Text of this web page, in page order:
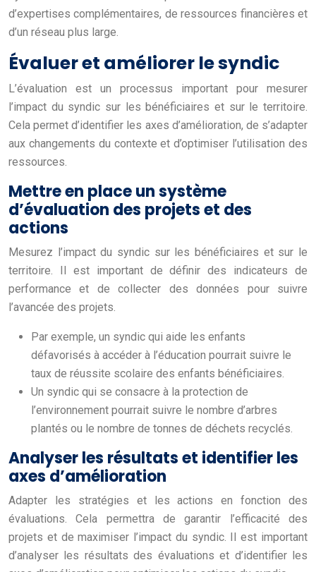
d’expertises complémentaires, de ressources financières et
d’un réseau plus large.
Évaluer et améliorer le syndic
L’évaluation est un processus important pour mesurer
l’impact du syndic sur les bénéficiaires et sur le territoire.
Cela permet d’identifier les axes d’amélioration, de s’adapter
aux changements du contexte et d’optimiser l’utilisation des
ressources.
Mettre en place un système
d’évaluation des projets et des
actions
Mesurez l’impact du syndic sur les bénéficiaires et sur le
territoire. Il est important de définir des indicateurs de
performance et de collecter des données pour suivre
l’avancée des projets.
Par exemple, un syndic qui aide les enfants
défavorisés à accéder à l’éducation pourrait suivre le
taux de réussite scolaire des enfants bénéficiaires.
Un syndic qui se consacre à la protection de
l’environnement pourrait suivre le nombre d’arbres
plantés ou le nombre de tonnes de déchets recyclés.
Analyser les résultats et identifier les
axes d’amélioration
Adapter les stratégies et les actions en fonction des
évaluations. Cela permettra de garantir l’efficacité des
projets et de maximiser l’impact du syndic. Il est important
d’analyser les résultats des évaluations et d’identifier les